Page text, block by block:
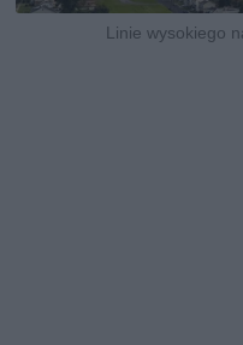
Linie wysokiego